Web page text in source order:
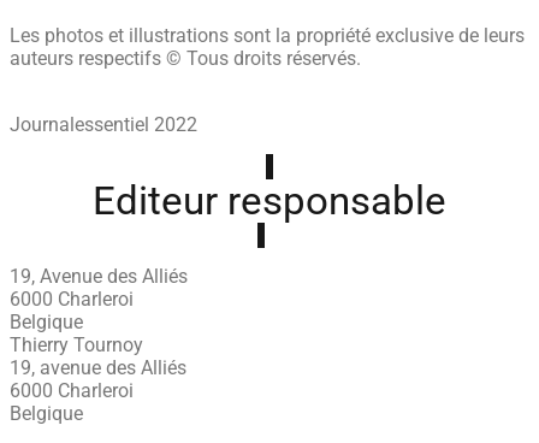
Les photos et illustrations sont la propriété exclusive de leurs
auteurs respectifs © Tous droits réservés.
Journalessentiel 2022
Editeur responsable
19, Avenue des Alliés
6000 Charleroi
Belgique
Thierry Tournoy
19, avenue des Alliés
6000 Charleroi
Belgique